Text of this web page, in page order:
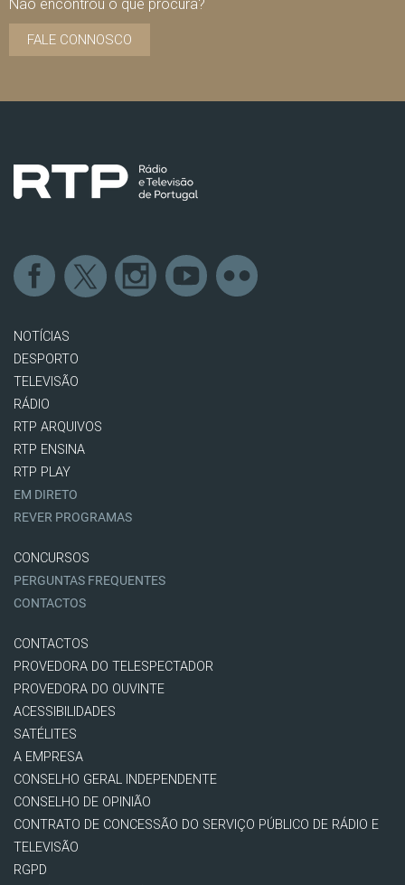
Não encontrou o que procura?
FALE CONNOSCO
NOTÍCIAS
DESPORTO
TELEVISÃO
RÁDIO
RTP ARQUIVOS
RTP ENSINA
RTP PLAY
EM DIRETO
REVER PROGRAMAS
CONCURSOS
PERGUNTAS FREQUENTES
CONTACTOS
CONTACTOS
PROVEDORA DO TELESPECTADOR
PROVEDORA DO OUVINTE
ACESSIBILIDADES
SATÉLITES
A EMPRESA
CONSELHO GERAL INDEPENDENTE
CONSELHO DE OPINIÃO
CONTRATO DE CONCESSÃO DO SERVIÇO PÚBLICO DE RÁDIO E
TELEVISÃO
RGPD